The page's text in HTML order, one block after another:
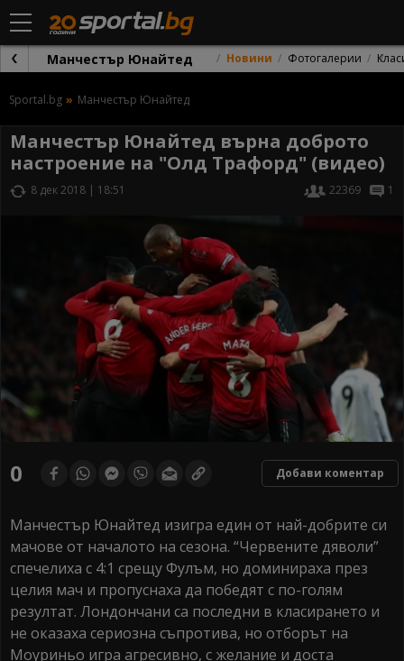
Манчестър Юнайтед Новини Фотогалерии
Sportal.bg Манчестър Юнайтед
Манчестър Юнайтед върна доброто
настроение на "Олд Трафорд" (видео)
8 дек 2018 | 18:51 22369 1
0 Добави коментар
Манчестър Юнайтед изигра един от най-добрите си
мачове от началото на сезона. “Червените дяволи”
спечелиха с 4:1 срещу Фулъм, но доминираха през
целия мач и пропуснаха да победят с по-голям
резултат. Лондончани са последни в класирането и
не оказаха сериозна съпротива, но отборът на
Моуриньо игра агресивно, с желание и доста